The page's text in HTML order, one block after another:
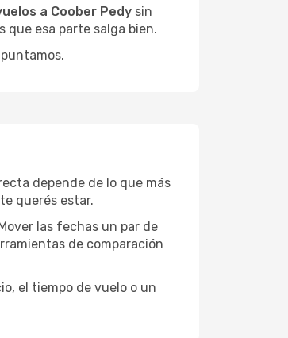
a Coober Pedy sin
que esa parte salga bien.
depende de lo que más
querés estar.
las fechas un par de
de comparación
el tiempo de vuelo o un